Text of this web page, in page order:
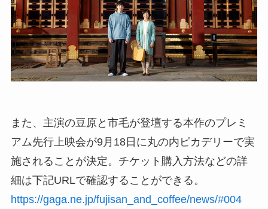
また、主演の豆原と市毛が登壇する本作のプレミ
アム先行上映会が9月18日に丸の内ピカデリーで実
施されることが決定。チケット購入方法などの詳
細は下記URLで確認することができる。
https://gaga.ne.jp/fujisan_and_coffee/news/#004